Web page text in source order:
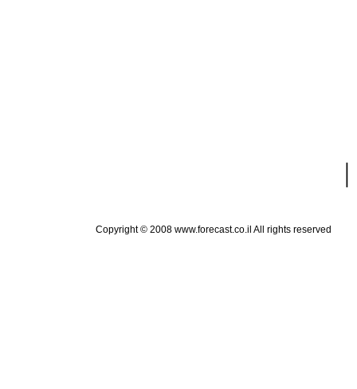
|
Copyright © 2008 www.forecast.co.il All rights reserved